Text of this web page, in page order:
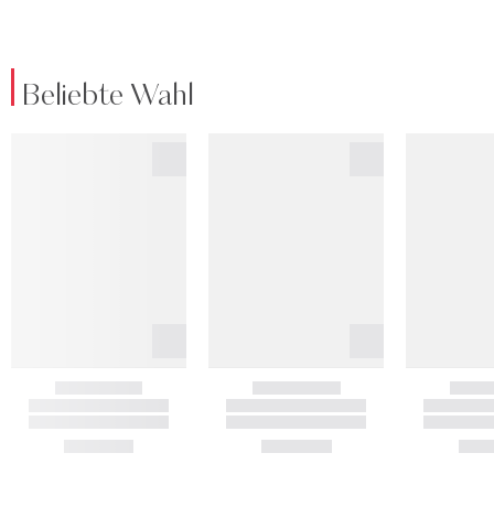
Beliebte Wahl